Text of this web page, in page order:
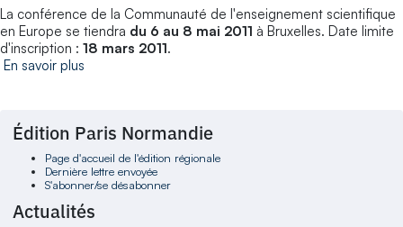
La conférence de la Communauté de l'enseignement scientifique
en Europe se tiendra du 6 au 8 mai 2011 à Bruxelles. Date limite
d'inscription : 18 mars 2011.
En savoir plus
Édition Paris Normandie
Page d'accueil de l'édition régionale
Dernière lettre envoyée
S'abonner/se désabonner
Actualités